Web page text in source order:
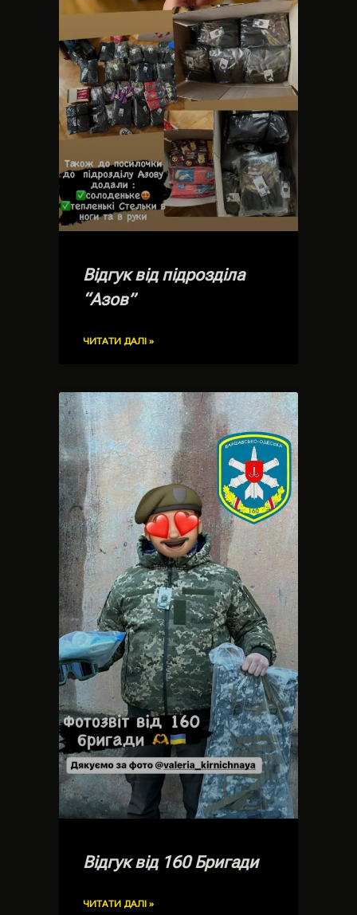
Відгук від підрозділа
“Азов”
ЧИТАТИ ДАЛІ »
Відгук від 160 Бригади
ЧИТАТИ ДАЛІ »